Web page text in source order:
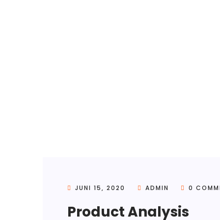
JUNI 15, 2020 ADMIN 0
Product Analysis